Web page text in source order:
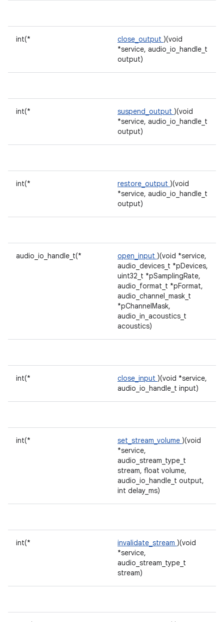
int(* close_output )(void
*service, audio_io_handle_t
output)
int(* suspend_output )(void
*service, audio_io_handle_t
output)
int(* restore_output )(void
*service, audio_io_handle_t
output)
audio_io_handle_t(* open_input )(void *service,
audio_devices_t *pDevices,
uint32_t *pSamplingRate,
audio_format_t *pFormat,
audio_channel_mask_t
*pChannelMask,
audio_in_acoustics_t
acoustics)
int(* close_input )(void *service,
audio_io_handle_t input)
int(* set_stream_volume )(void
*service,
audio_stream_type_t
stream, float volume,
audio_io_handle_t output,
int delay_ms)
int(* invalidate_stream )(void
*service,
audio_stream_type_t
stream)